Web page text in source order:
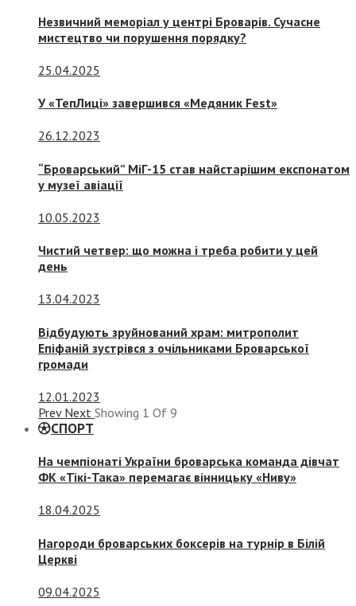
Незвичний меморіал у центрі Броварів. Сучасне
мистецтво чи порушення порядку?
25.04.2025
У «ТепЛиці» завершився «Медяник Fest»
26.12.2023
“Броварський” МіГ-15 став найстарішим експонатом
у музеї авіації
10.05.2023
Чистий четвер: що можна і треба робити у цей
день
13.04.2023
Відбудують зруйнований храм: митрополит
Епіфаній зустрівся з очільниками Броварської
громади
12.01.2023
Prev Next Showing 1 Of 9
СПОРТ
На чемпіонаті України броварська команда дівчат
ФК «Тікі-Така» перемагає вінницьку «Ниву»
18.04.2025
Нагороди броварських боксерів на турнір в Білій
Церкві
09.04.2025